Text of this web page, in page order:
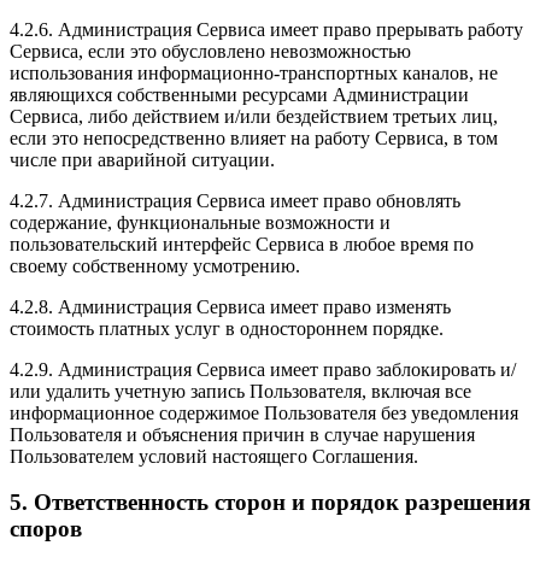
4.2.6. Администрация Сервиса имеет право прерывать работу
Сервиса, если это обусловлено невозможностью
использования информационно-транспортных каналов, не
являющихся собственными ресурсами Администрации
Сервиса, либо действием и/или бездействием третьих лиц,
если это непосредственно влияет на работу Сервиса, в том
числе при аварийной ситуации.
4.2.7. Администрация Сервиса имеет право обновлять
содержание, функциональные возможности и
пользовательский интерфейс Сервиса в любое время по
своему собственному усмотрению.
4.2.8. Администрация Сервиса имеет право изменять
стоимость платных услуг в одностороннем порядке.
4.2.9. Администрация Сервиса имеет право заблокировать и/
или удалить учетную запись Пользователя, включая все
информационное содержимое Пользователя без уведомления
Пользователя и объяснения причин в случае нарушения
Пользователем условий настоящего Соглашения.
5. Ответственность сторон и порядок разрешения
споров